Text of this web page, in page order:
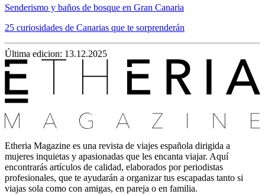
Senderismo y baños de bosque en Gran Canaria
25 curiosidades de Canarias que te sorprenderán
Última edicion: 13.12.2025
Etheria Magazine es una revista de viajes española dirigida a
mujeres inquietas y apasionadas que les encanta viajar. Aquí
encontrarás artículos de calidad, elaborados por periodistas
profesionales, que te ayudarán a organizar tus escapadas tanto si
viajas sola como con amigas, en pareja o en familia.